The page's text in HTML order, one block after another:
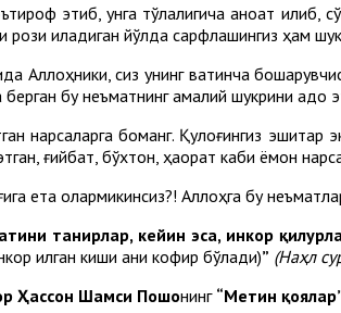
этиб, унга тўлалигича қаноат қилиб,
рози қиладиган йўлда сарфлашингиз ҳам
Аллоҳники, сиз унинг вақтинча
бу неъматнинг амалий шукрини адо
нарсаларга боқманг. Қулоғингиз эшитар
ғийбат, бўхтон, ҳақорат каби ёмон
ета олармикинсиз?! Аллоҳга бу
танирлар, кейин эса, инкор
қилган киши аниқ кофир бўлади)” (Наҳл
Ҳассон Шамси Пошонинг “Метин